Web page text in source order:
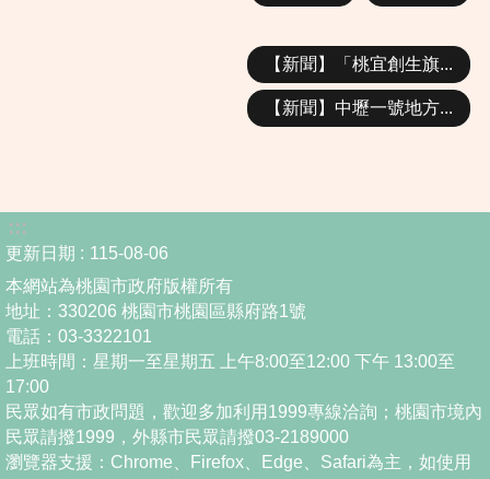
【新聞】「桃宜創生旗...
【新聞】中壢一號地方...
:::
更新日期
115-08-06
本網站為桃園市政府版權所有
地址：330206 桃園市桃園區縣府路1號
電話：03-3322101
上班時間：星期一至星期五 上午8:00至12:00 下午 13:00至
17:00
民眾如有市政問題，歡迎多加利用1999專線洽詢；桃園市境內
民眾請撥1999，外縣市民眾請撥03-2189000
瀏覽器支援：Chrome、Firefox、Edge、Safari為主，如使用